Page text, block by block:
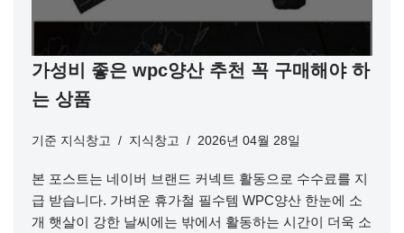
가성비 좋은 wpc양산 추천 꼭 구매해야 하
는 상품
기준 지식창고 지식창고 2026년 04월 28일
본 포스트는 네이버 브랜드 커넥트 활동으로 수수료를 지
급 받습니다. 가벼운 휴가철 필수템 WPC양산 한눈에 소
개 햇살이 강한 날씨에는 밖에서 활동하는 시간이 더욱 소